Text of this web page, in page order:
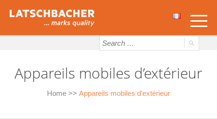
Appareils mobiles d’extérieur
Home >> Appareils mobiles d’extérieur